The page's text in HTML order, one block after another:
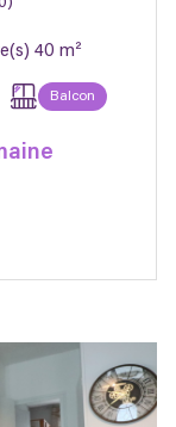
Appartement 2 pièce(s) 1 chambre(s) 40 m²
Balcon